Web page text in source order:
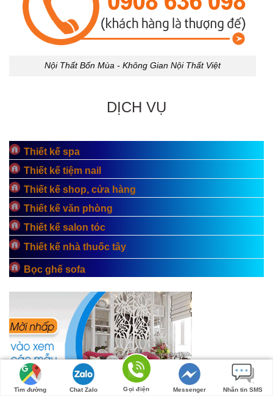
Nội Thất Bốn Mùa - Không Gian Nội Thất Việt
DỊCH VỤ
Thiết kế spa
Thiết kế tiệm nail
Thiết kế shop, cửa hàng
Thiết kế văn phòng
Thiết kế salon tóc
Thiết kế nhà thuốc tây
Bọc ghế sofa
Tìm đường Chat Zalo Gọi điện Messenger Nhắn tin SMS